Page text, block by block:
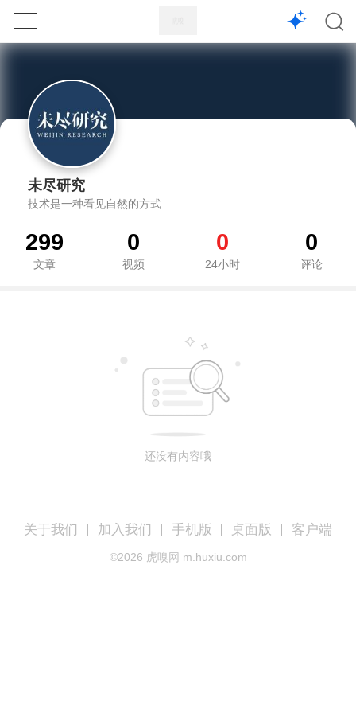
1X
未尽研究
技术是一种看见自然的方式
299
文章
0
视频
0
24小时
0
评论
还没有内容哦
关于我们 加入我们 手机版 桌面版 客户端
©2026 虎嗅网 m.huxiu.com